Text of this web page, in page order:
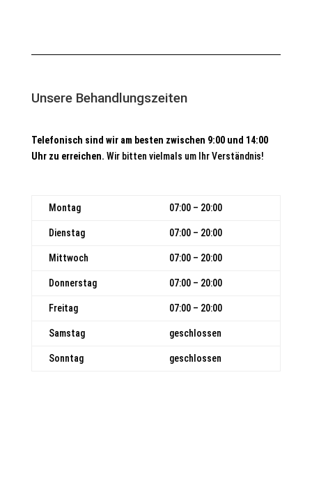
Unsere Behandlungszeiten
Telefonisch sind wir am besten zwischen 9:00 und 14:00
Uhr zu erreichen. Wir bitten vielmals um Ihr Verständnis!
Montag 07:00 – 20:00
Dienstag 07:00 – 20:00
Mittwoch 07:00 – 20:00
Donnerstag 07:00 – 20:00
Freitag 07:00 – 20:00
Samstag geschlossen
Sonntag geschlossen